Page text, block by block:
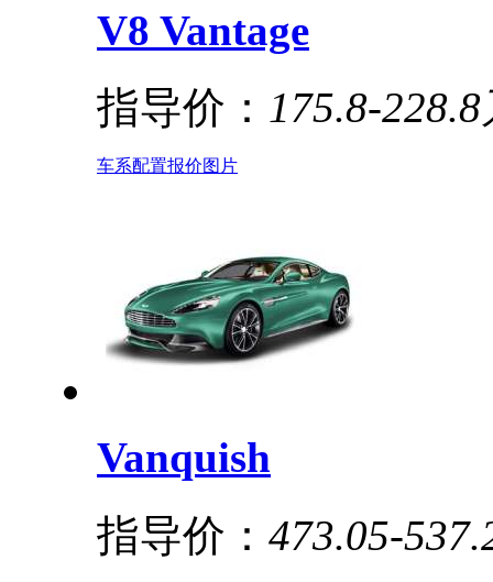
V8 Vantage
指导价： 175.8-
车系配置报价图片
Vanquish
指导价： 473.05-